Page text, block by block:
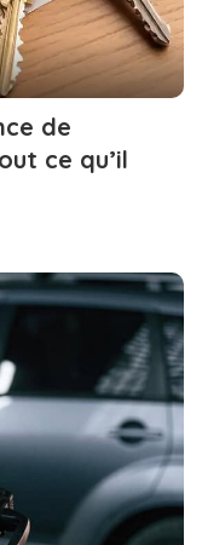
de
ce qu’il